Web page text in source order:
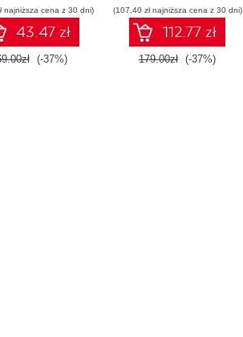
najniższa cena z 30 dni)
43.47 zł
(-37%)
(107,40 zł najniższa cena z 30 dni)
112.77 zł
179.00zł (-37%)